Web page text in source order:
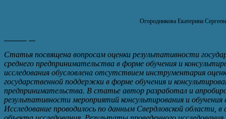
Огородникова Екатерина
Статья посвящена вопросам оценки результативности
среднего предпринимательства в форме обучения и
исследования обусловлена отсутствием инструментария
государственной поддержки в форме обучения и
предпринимательства. В статье автор разработал и
результативности мероприятий консультирования и
Исследование проводилось по данным Свердловской области,